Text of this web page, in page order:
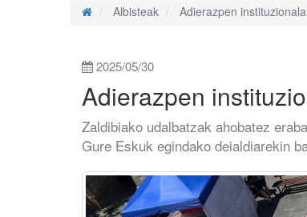
Albisteak Adierazpen instituzionala
2025/05/30
Adierazpen
Zaldibiako udalbatzak ahobatez
Gure Eskuk egindako deialdiarekin